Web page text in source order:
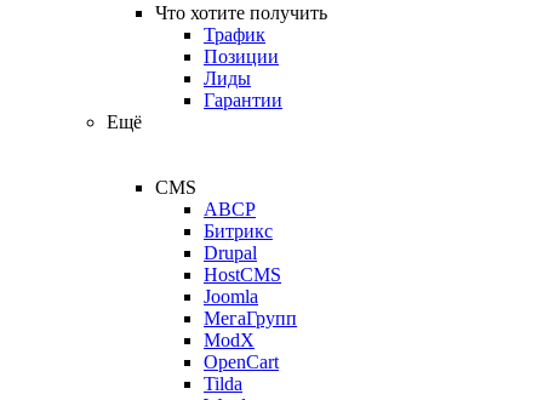
Что хотите получить
Трафик
Позиции
Лиды
Гарантии
Ещё
CMS
ABCP
Битрикс
Drupal
HostCMS
Joomla
МегаГрупп
ModX
OpenCart
Tilda